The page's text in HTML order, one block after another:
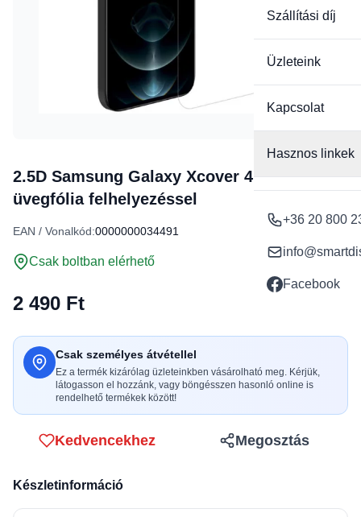
Szállítási díj
Üzleteink
Kapcsolat
Hasznos linkek
+36 20 800
Facebook
2.5D Samsung Galaxy Xcover 4 / Xcover 4s
üvegfólia felhelyezéssel
EAN / Vonalkód:0000000034491
Csak boltban elérhető
2 490 Ft
Csak személyes átvétellel
Ez a termék kizárólag üzleteinkben vásárolható meg. Kérjük,
látogasson el hozzánk, vagy böngésszen hasonló online is
rendelhető termékek között!
Kedvencekhez Megosztás
Készletinformáció